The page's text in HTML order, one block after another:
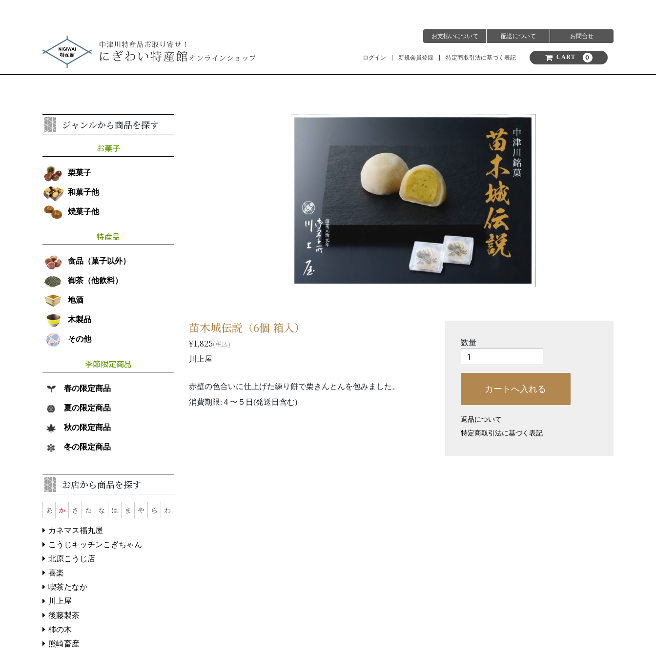
お支払いについて 配送について お問合せ
ログイン 新規会員登録 特定商取引法に基づく表記 CART 0
ジャンルから商品を探す
お菓子
栗菓子
和菓子他
焼菓子他
特産品
食品（菓子以外）
御茶（他飲料）
地酒
木製品
その他
季節限定商品
春の限定商品
夏の限定商品
秋の限定商品
冬の限定商品
お店から商品を探す
あ か さ た な は ま や ら わ
カネマス福丸屋
こうじキッチンこぎちゃん
北原こうじ店
喜楽
喫茶たなか
川上屋
後藤製茶
柿の木
熊崎畜産
苗木城伝説（6個 箱入）
¥1,825(税込)
川上屋
赤壁の色合いに仕上げた練り餅で栗きんとんを包みました。
消費期限:４〜５日(発送日含む)
数量
返品について
特定商取引法に基づく表記